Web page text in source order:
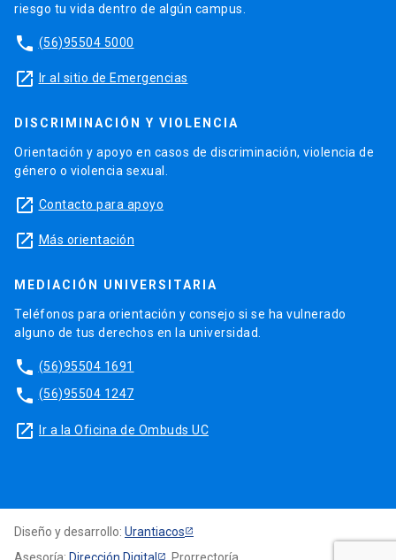
riesgo tu vida dentro de algún campus.
phone (56)95504 5000
launch Ir al sitio de Emergencias
DISCRIMINACIÓN Y VIOLENCIA
Orientación y apoyo en casos de discriminación, violencia de
género o violencia sexual.
launch Contacto para apoyo
launch Más orientación
MEDIACIÓN UNIVERSITARIA
Teléfonos para orientación y consejo si se ha vulnerado
alguno de tus derechos en la universidad.
phone (56)95504 1691
phone (56)95504 1247
launch Ir a la Oficina de Ombuds UC
Diseño y desarrollo: Urantiacos
Asesoría: Dirección Digital , Prorrectoría